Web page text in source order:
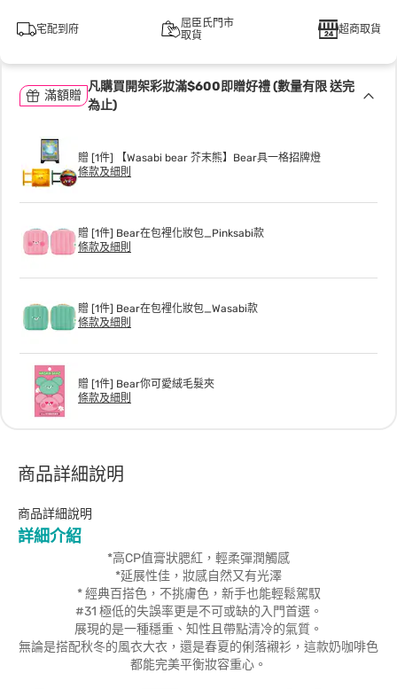
宅配到府
屈臣氏門市
取貨
超商取貨
滿額贈
凡購買開架彩妝滿$600即贈好禮 (數量有限 送完
為止)
贈 [1件] 【Wasabi bear 芥末熊】Bear具一格招牌燈
條款及細則
贈 [1件] Bear在包裡化妝包_Pinksabi款
條款及細則
贈 [1件] Bear在包裡化妝包_Wasabi款
條款及細則
贈 [1件] Bear你可愛絨毛髮夾
條款及細則
商品詳細說明
商品詳細說明
詳細介紹
*高CP值膏狀腮紅，輕柔彈潤觸感
*延展性佳，妝感自然又有光澤
* 經典百搭色，不挑膚色，新手也能輕鬆駕馭
#31 極低的失誤率更是不可或缺的入門首選。
展現的是一種穩重、知性且帶點清冷的氣質。
無論是搭配秋冬的風衣大衣，還是春夏的俐落襯衫，這款奶咖啡色
都能完美平衡妝容重心。